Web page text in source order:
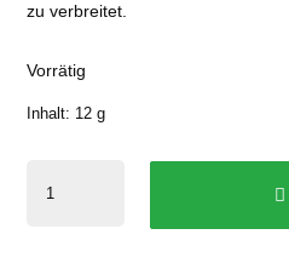
zu verbreitet.
Vorrätig
Inhalt: 12g
Diwania